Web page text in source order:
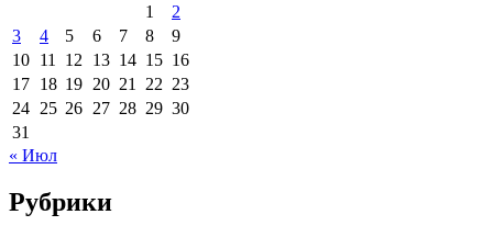
1
2
3
4 5 6 7 8
9
10 11 12 13 14 15 16
17 18 19 20 21 22 23
24 25 26 27 28 29 30
31
« Июл
Рубрики